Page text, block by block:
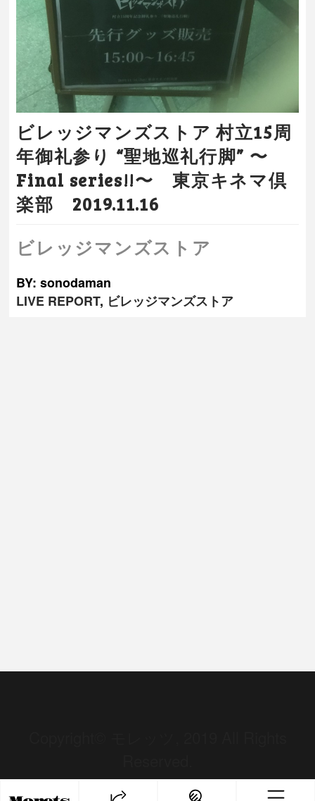
ビレッジマンズストア 村立15周
年御礼参り “聖地巡礼行脚” 〜
Final series!!〜 東京キネマ倶
楽部 2019.11.16
ビレッジマンズストア
BY: sonodaman
LIVE REPORT, ビレッジマンズストア